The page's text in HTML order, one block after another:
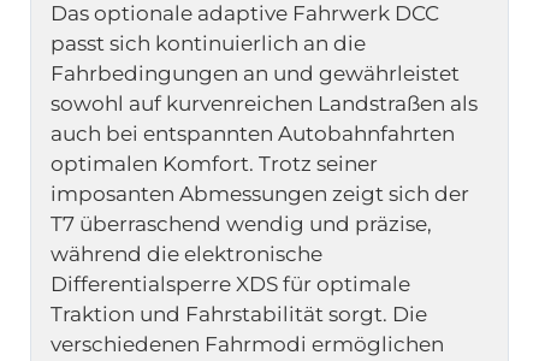
Das optionale adaptive Fahrwerk DCC
passt sich kontinuierlich an die
Fahrbedingungen an und gewährleistet
sowohl auf kurvenreichen Landstraßen als
auch bei entspannten Autobahnfahrten
optimalen Komfort. Trotz seiner
imposanten Abmessungen zeigt sich der
T7 überraschend wendig und präzise,
während die elektronische
Differentialsperre XDS für optimale
Traktion und Fahrstabilität sorgt. Die
verschiedenen Fahrmodi ermöglichen